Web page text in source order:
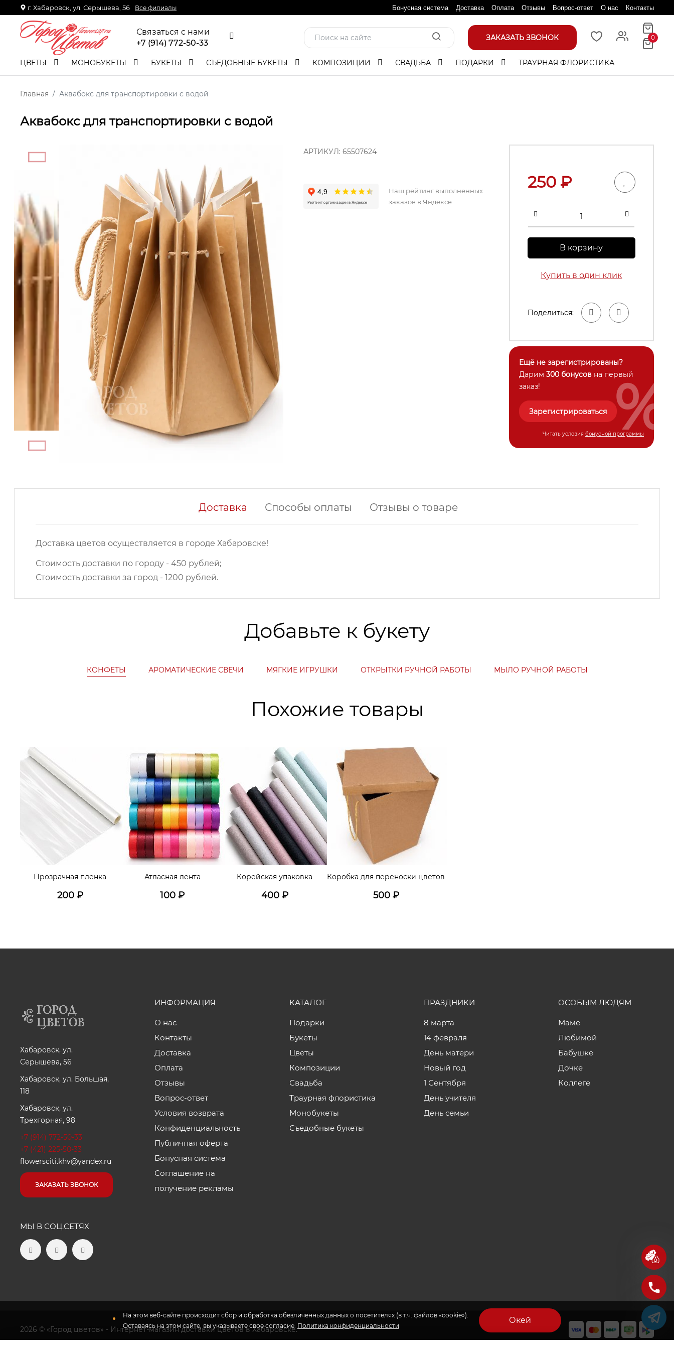
г. Хабаровск, ул. Серышева, 56 Все филиалы Бонусная система Доставка Оплата Отзывы Вопрос-ответ О нас Контакты
Связаться с нами
+7 (914) 772-50-33
ЗАКАЗАТЬ ЗВОНОК 0
ЦВЕТЫ МОНОБУКЕТЫ БУКЕТЫ СЪЕДОБНЫЕ БУКЕТЫ КОМПОЗИЦИИ СВАДЬБА ПОДАРКИ ТРАУРНАЯ ФЛОРИСТИКА
Главная Аквабокс для транспортировки с водой
Аквабокс для транспортировки с водой
АРТИКУЛ: 65507624
Наш рейтинг выполненных
заказов в Яндексе
250₽
В корзину
Купить в один клик
Поделиться:
Ещё не зарегистрированы?
Дарим 300 бонусовна первый
заказ!
Зарегистрироваться
Читать условия бонусной программы
%
Доставка Способы оплаты Отзывы о товаре
Доставка цветов осуществляется в городе Хабаровске!
Стоимость доставки по городу - 450 рублей;
Стоимость доставки за город - 1200 рублей.
Добавьте к букету
КОНФЕТЫ АРОМАТИЧЕСКИЕ СВЕЧИ МЯГКИЕ ИГРУШКИ ОТКРЫТКИ РУЧНОЙ РАБОТЫ МЫЛО РУЧНОЙ РАБОТЫ
Похожие товары
Прозрачная пленка
200₽
Атласная лента
100 ₽
Корейская упаковка
400₽
Коробка для переноски цветов
500₽
На этом веб-сайте происходит сбор и обработка обезличенных данных о посетителях (в т.ч. файлов «cookie»).
Оставаясь на этом сайте, вы указываете свое согласие. Политика конфиденциальности
Окей
Хабаровск, ул.
Серышева, 56
Хабаровск, ул. Большая,
118
Хабаровск, ул.
Трехгорная, 98
+7 (914) 772-50-33
+7 (421) 225-50-33
flowersciti.khv@yandex.ru
ЗАКАЗАТЬ ЗВОНОК
МЫ В СОЦ.СЕТЯХ
ИНФОРМАЦИЯ
О нас
Контакты
Доставка
Оплата
Отзывы
Вопрос-ответ
Условия возврата
Конфиденциальность
Публичная оферта
Бонусная система
Соглашение на
получение рекламы
КАТАЛОГ
Подарки
Букеты
Цветы
Композиции
Свадьба
Траурная флористика
Монобукеты
Съедобные букеты
ПРАЗДНИКИ
8 марта
14 февраля
День матери
Новый год
1 Сентября
День учителя
День семьи
ОСОБЫМ ЛЮДЯМ
Маме
Любимой
Бабушке
Дочке
Коллеге
2026 © «Город цветов» - Интернет-магазин доставки цветов в Хабаровске.